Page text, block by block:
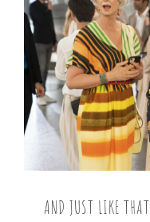
AND JUST LIKE THAT